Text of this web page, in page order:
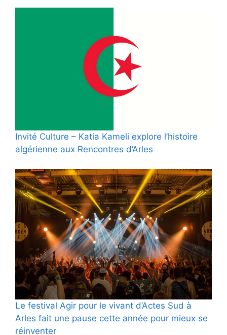
Invité Culture – Katia Kameli explore l’histoire
algérienne aux Rencontres d’Arles
Le festival Agir pour le vivant d’Actes Sud à
Arles fait une pause cette année pour mieux se
réinventer